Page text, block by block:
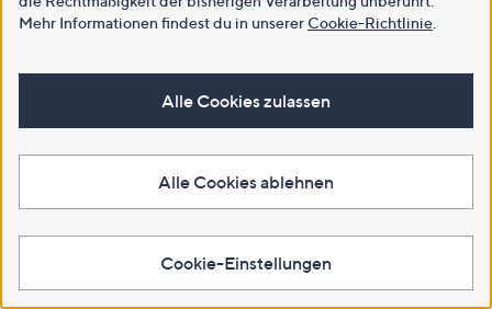
Mehr Informationen findest du in unsererCookie-Richtlinie
Alle Cookies zulassen
Alle Cookies ablehnen
Cookie-Einstellungen